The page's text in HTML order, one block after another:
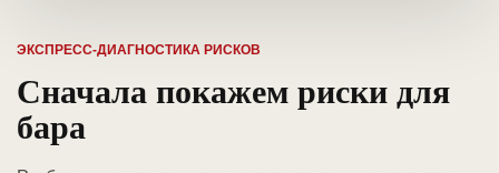
ЭКСПРЕСС-ДИАГНОСТИКА РИСКОВ
Сначала покажем риски для
бара